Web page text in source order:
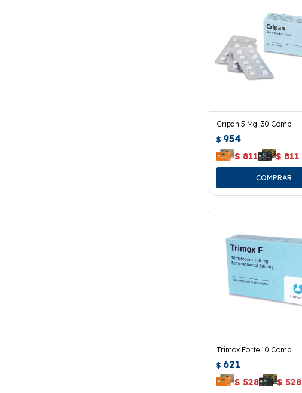
Cripan 5 Mg. 30 Comp
$ 954
$ 811 $ 811
Trimox Forte 10 Comp.
$ 621
$ 528 $ 528